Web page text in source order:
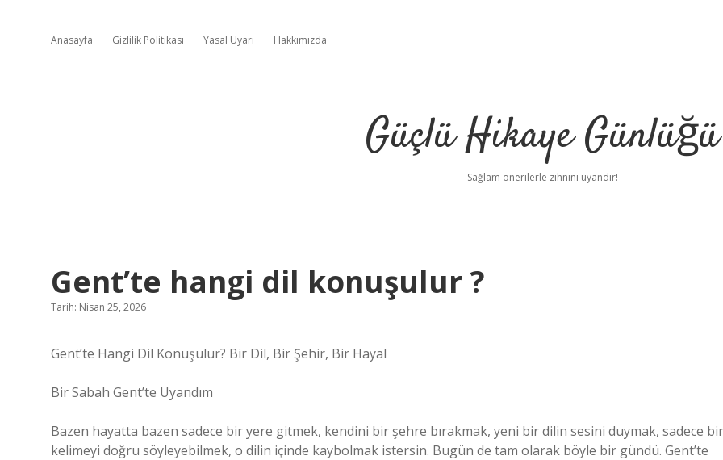
Anasayfa Gizlilik Politikası Yasal Uyarı Hakkımızda
Güçlü Hikaye Günlüğü
Sağlam önerilerle zihnini uyandır!
Gent’te hangi dil konuşulur ?
Tarih: Nisan 25, 2026
Gent’te Hangi Dil Konuşulur? Bir Dil, Bir Şehir, Bir Hayal
Bir Sabah Gent’te Uyandım
Bazen hayatta bazen sadece bir yere gitmek, kendini bir şehre bırakmak, yeni bir dilin sesini duymak, sadece bir
kelimeyi doğru söyleyebilmek, o dilin içinde kaybolmak istersin. Bugün de tam olarak böyle bir gündü. Gent’te